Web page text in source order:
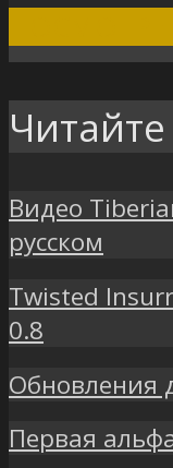
Видео
русском
Twisted
0.8
Обновления
Первая